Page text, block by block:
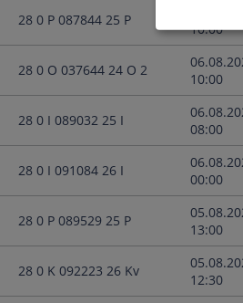
28 0 P 087844 25 P
10:00
28 0 O 037644 24 O 2
10:00
28 0 I 089032 25 I
08:00
28 0 I 091084 26 I
00:00
28 0 P 089529 25 P
13:00
28 0 K 092223 26 Kv
12:30